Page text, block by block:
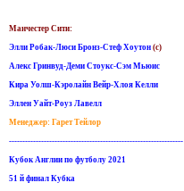
Манчестер Сити:
Элли Робак-Люси Бронз-Стеф Хоутон (c)
Алекс Гринвуд-Деми Стоукс-Сэм Мьюис
Кира Уолш-Кэролайн Вейр-Хлоя Келли
Эллен Уайт-Роуз Лавелл
Менеджер: Гарет Тейлор
-----------------------------------------------------------------
Кубок Англии по футболу 2021
51 й финал Кубка